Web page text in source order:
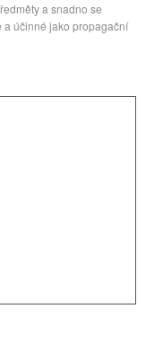
a snadno se
účinné jako propagační